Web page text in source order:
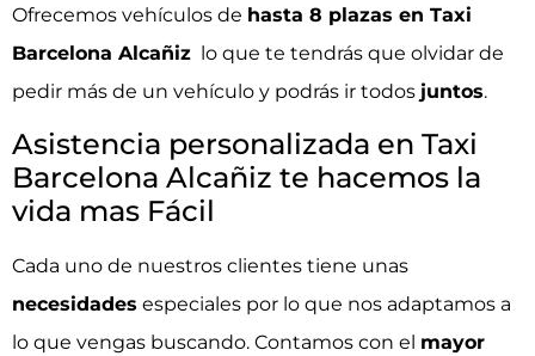
Ofrecemos vehículos de hasta 8 plazas en Taxi
Barcelona Alcañiz lo que te tendrás que olvidar de
pedir más de un vehículo y podrás ir todos juntos.
Asistencia personalizada en Taxi
Barcelona Alcañiz te hacemos la
vida mas Fácil
Cada uno de nuestros clientes tiene unas
necesidades especiales por lo que nos adaptamos a
lo que vengas buscando. Contamos con el mayor